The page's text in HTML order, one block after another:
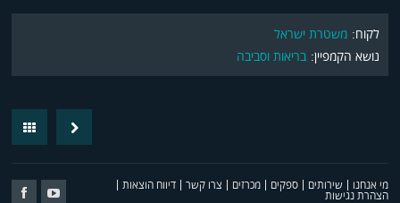
לקוח: משטרת ישראל
נושא הקמפיין: בריאות וסביבה
BackNext
מי אנחנו שירותים ספקים מכרזים צרו קשר דיווח הוצאות
הצהרת נגישות
Follow Follow